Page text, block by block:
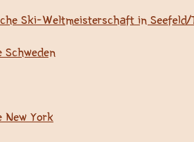
Ski-Weltmeisterschaft in Seefeld/
Schweden
New York